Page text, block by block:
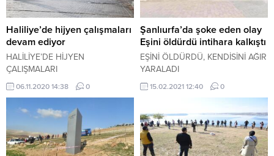
Haliliye’de hijyen çalışmaları
devam ediyor
HALİLİYE’DE HİJYEN
ÇALIŞMALARI
06.11.2020 14:38 0
Şanlıurfa’da şoke eden olay
Eşini öldürdü intihara kalkıştı
EŞİNİ ÖLDÜRDÜ, KENDİSİNİ AĞIR
YARALADI
15.02.2021 12:40 0